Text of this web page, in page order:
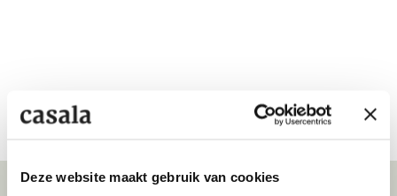
Deze website maakt gebruik van cookies